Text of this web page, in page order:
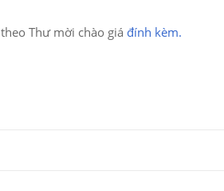
theo Thư mời chào giá đính kèm.